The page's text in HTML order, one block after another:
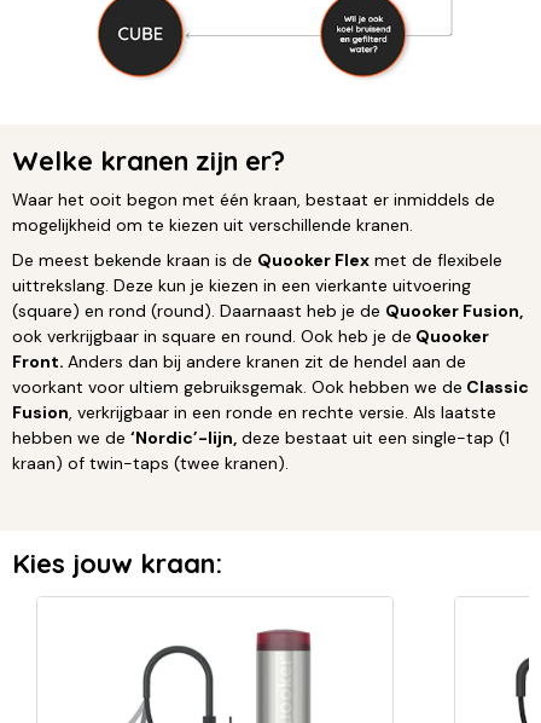
Welke kranen zijn er?
Waar het ooit begon met één kraan, bestaat er inmiddels de
mogelijkheid om te kiezen uit verschillende kranen.
De meest bekende kraan is de Quooker Flex met de flexibele
uittrekslang. Deze kun je kiezen in een vierkante uitvoering
(square) en rond (round). Daarnaast heb je de Quooker Fusion,
ook verkrijgbaar in square en round. Ook heb je de Quooker
Front. Anders dan bij andere kranen zit de hendel aan de
voorkant voor ultiem gebruiksgemak. Ook hebben we de Classic
Fusion, verkrijgbaar in een ronde en rechte versie. Als laatste
hebben we de ‘Nordic’-lijn, deze bestaat uit een single-tap (1
kraan) of twin-taps (twee kranen).
Kies jouw kraan: